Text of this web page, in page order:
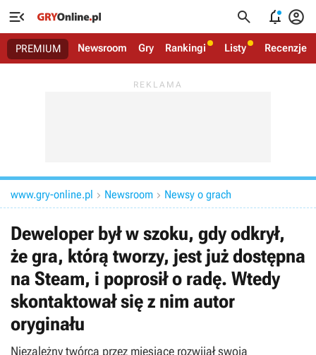
   
PREMIUM Newsroom Gry Rankingi Listy Recenzje
www.gry-online.pl  Newsroom  Newsy o grach
Deweloper był w szoku, gdy odkrył,
że gra, którą tworzy, jest już dostępna
na Steam, i poprosił o radę. Wtedy
skontaktował się z nim autor
oryginału
Niezależny twórca przez miesiące rozwijał swoją